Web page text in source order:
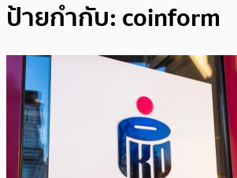
ป้ายกำกับ: coinform